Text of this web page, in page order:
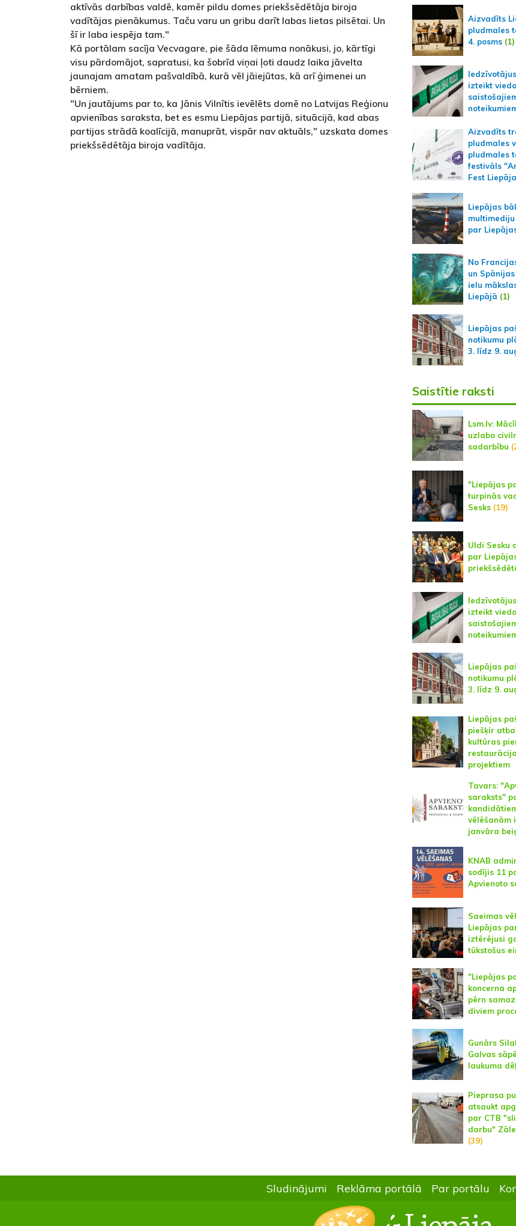
aktīvās darbības valdē, kamēr pildu domes priekšsēdētāja biroja
vadītājas pienākumus. Taču varu un gribu darīt labas lietas pilsētai. Un
šī ir laba iespēja tam."
Kā portālam sacīja Vecvagare, pie šāda lēmuma nonākusi, jo, kārtīgi
visu pārdomājot, sapratusi, ka šobrīd viņai ļoti daudz laika jāvelta
jaunajam amatam pašvaldībā, kurā vēl jāiejūtas, kā arī ģimenei un
bērniem.
"Un jautājums par to, ka Jānis Vilnītis ievēlēts domē no Latvijas Reģionu
apvienības saraksta, bet es esmu Liepājas partijā, situācijā, kad abas
partijas strādā koalīcijā, manuprāt, vispār nav aktuāls," uzskata domes
priekšsēdētāja biroja vadītāja.
Aizvadīts
pludmales
4. posms(1)
izteikt
Aizvadīts
pludmales
pludmales
festivāls
Fest
Liepājas
par
No
un
ielu
Liepājā (1)
Liepājas
notikumu
3. līdz 9.
Saistītie raksti
Lsm.lv:
uzlabo
sadarbību
"Liepājas
turpinās
Sesks(19)
Uldi Sesku
par
izteikt
Liepājas
notikumu
3. līdz 9.
Liepājas
piešķir
kultūras
projektiem
Tavars:
saraksts"
vēlēšanām
janvāra
KNAB
sodījis 11
Apvienoto
Saeimas
Liepājas
iztērējusi
tūkstošus
"Liepājas
koncerna
pērn
diviem
Gunārs
Galvas
laukuma dēļ
Pieprasa
atsaukt
par CTB
darbu"
(39)
Sludinājumi Reklāma portālā Par portālu